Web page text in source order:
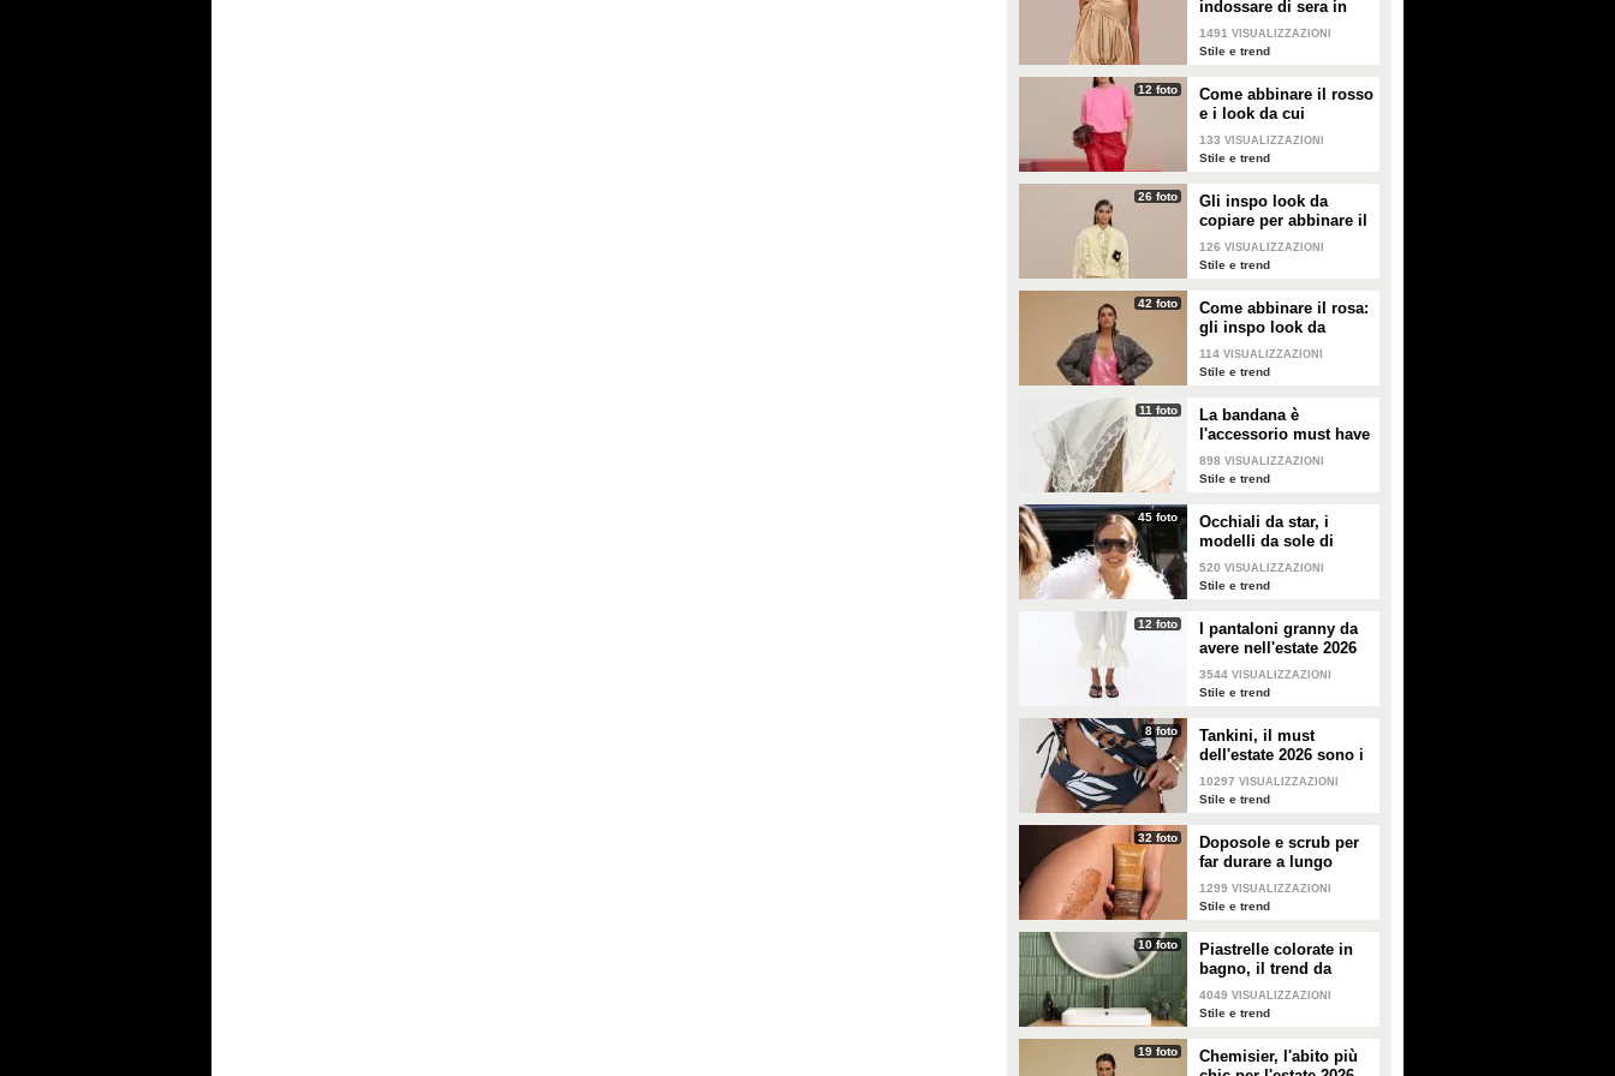
indossare di sera in
estate
1491 VISUALIZZAZIONI
Stile e trend
12 foto
Come abbinare il rosso
e i look da cui
prendere ispirazione
133 VISUALIZZAZIONI
Stile e trend
26 foto
Gli inspo look da
copiare per abbinare il
giallo
126 VISUALIZZAZIONI
Stile e trend
42 foto
Come abbinare il rosa:
gli inspo look da
copiare
114 VISUALIZZAZIONI
Stile e trend
11 foto
La bandana è
l'accessorio must have
dell'estate 2026: i
modelli di tendenza
898 VISUALIZZAZIONI
Stile e trend
45 foto
Occhiali da star, i
modelli da sole di
tendenza per l'estate
2026
520 VISUALIZZAZIONI
Stile e trend
12 foto
I pantaloni granny da
avere nell'estate 2026
3544 VISUALIZZAZIONI
Stile e trend
8 foto
Tankini, il must
dell'estate 2026 sono i
costumi con la canotta
10297 VISUALIZZAZIONI
Stile e trend
32 foto
Doposole e scrub per
far durare a lungo
l'abbronzatura in estate
1299 VISUALIZZAZIONI
Stile e trend
10 foto
Piastrelle colorate in
bagno, il trend da
seguire in casa
4049 VISUALIZZAZIONI
Stile e trend
19 foto
Chemisier, l'abito più
segreto della "misteriosa"
minibag e si è commossa per la
sorella Mia Martini.